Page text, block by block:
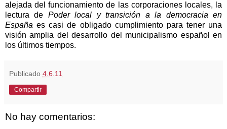
alejada del funcionamiento de las corporaciones locales, la
lectura de Poder local y transición a la democracia en
España es casi de obligado cumplimiento para tener una
visión amplia del desarrollo del municipalismo español en
los últimos tiempos.
Publicado 4.6.11
Compartir
No hay comentarios: